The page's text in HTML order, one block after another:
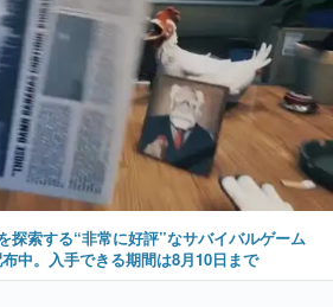
探索する“非常に好評”なサバイバルゲーム
中。入手できる期間は8月10日まで